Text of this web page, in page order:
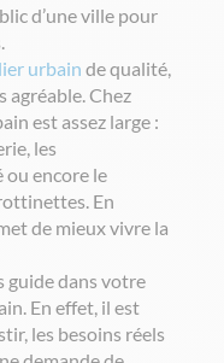
d’une ville pour
urbain de qualité,
agréable. Chez
est assez large :
les
ou encore le
En
de mieux vivre la
guide dans votre
En effet, il est
les besoins réels